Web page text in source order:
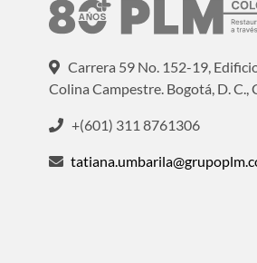
Carrera 59 No. 152-19,
Colina Campestre. Bogotá, D. C.,
+(601) 311 8761306